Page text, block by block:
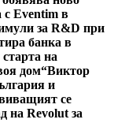
с Eventim в
за R&D при
банка в
на
дом“Виктор
и
се
на Revolut за